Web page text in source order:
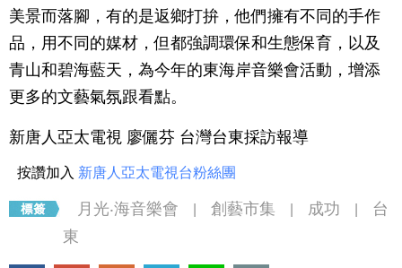
美景而落腳，有的是返鄉打拚，他們擁有不同的手作
品，用不同的媒材，但都強調環保和生態保育，以及
青山和碧海藍天，為今年的東海岸音樂會活動，增添
更多的文藝氣氛跟看點。
新唐人亞太電視 廖儷芬 台灣台東採訪報導
按讚加入 新唐人亞太電視台粉絲團
月光‧海音樂會 創藝市集 成功
台
東